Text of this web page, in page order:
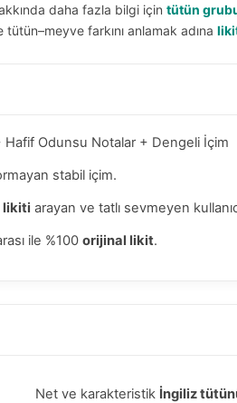
daha fazla bilgi için tütün
farkını anlamak adına
Hafif Odunsu Notalar + Dengeli İçim
stabil içim.
likiti arayan ve tatlı sevmeyen
ile %100 orijinal likit.
Net ve karakteristik İngiliz